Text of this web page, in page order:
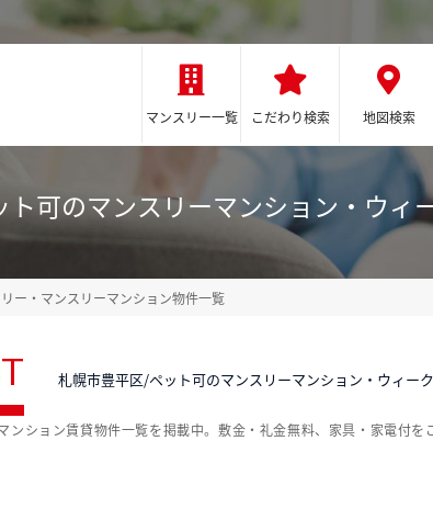
マンスリー一覧 こだわり検索 地図検索
可のマンスリーマンション・ウィ
ー・マンスリーマンション物件一覧
札幌市豊平区/ペット可のマンスリーマンション・ウィー
ション賃貸物件一覧を掲載中。敷金・礼金無料、家具・家電付を